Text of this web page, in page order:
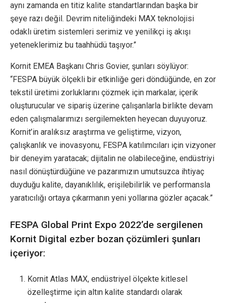
aynı zamanda en titiz kalite standartlarından başka bir
şeye razı değil. Devrim niteliğindeki MAX teknolojisi
odaklı üretim sistemleri serimiz ve yenilikçi iş akışı
yeteneklerimiz bu taahhüdü taşıyor.”
Kornit EMEA Başkanı Chris Govier, şunları söylüyor:
“FESPA büyük ölçekli bir etkinliğe geri döndüğünde, en zor
tekstil üretimi zorluklarını çözmek için markalar, içerik
oluşturucular ve sipariş üzerine çalışanlarla birlikte devam
eden çalışmalarımızı sergilemekten heyecan duyuyoruz.
Kornit’in aralıksız araştırma ve geliştirme, vizyon,
çalışkanlık ve inovasyonu, FESPA katılımcıları için vizyoner
bir deneyim yaratacak; dijitalin ne olabileceğine, endüstriyi
nasıl dönüştürdüğüne ve pazarımızın umutsuzca ihtiyaç
duyduğu kalite, dayanıklılık, erişilebilirlik ve performansla
yaratıcılığı ortaya çıkarmanın yeni yollarına gözler açacak.”
FESPA Global Print Expo 2022’de sergilenen
Kornit Digital ezber bozan çözümleri şunları
içeriyor:
Kornit Atlas MAX, endüstriyel ölçekte kitlesel
özelleştirme için altın kalite standardı olarak